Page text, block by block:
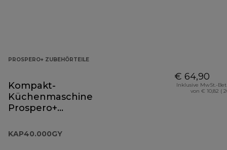
PROSPERO+ ZUBEHÖRTEILE
Kompakt-
Küchenmaschine
Prospero+
KAP40.000GY
KAP40.000GY
€ 64,90
Inklusive MwSt.-
von € 10,82 (